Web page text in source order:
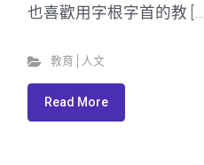
也喜歡用字根字首的教 […]
教育│人文
Read More